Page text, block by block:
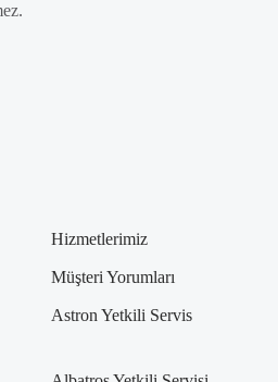
Hizmetlerimiz
Müşteri Yorumları
Astron Yetkili Servis